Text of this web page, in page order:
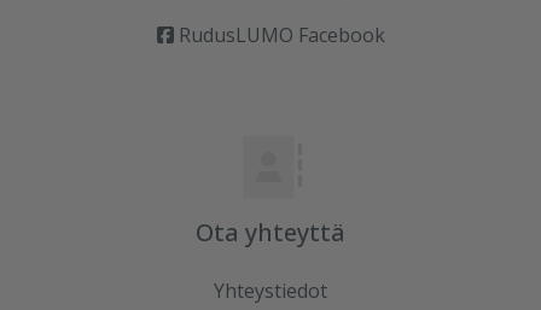
RudusLUMO Facebook
Ota yhteyttä
Yhteystiedot